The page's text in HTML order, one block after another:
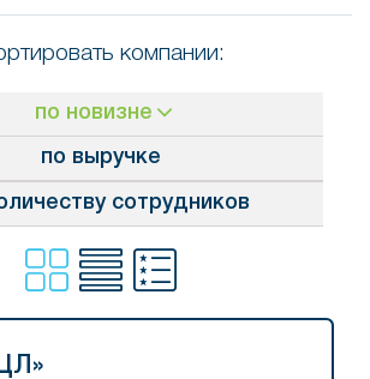
компании:
по новизне
по выручке
сотрудников